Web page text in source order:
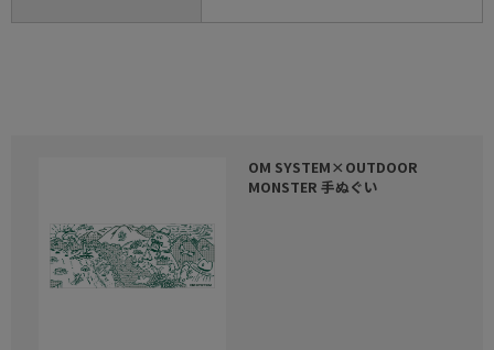
OM SYSTEM×OUTDOOR
MONSTER 手ぬぐい